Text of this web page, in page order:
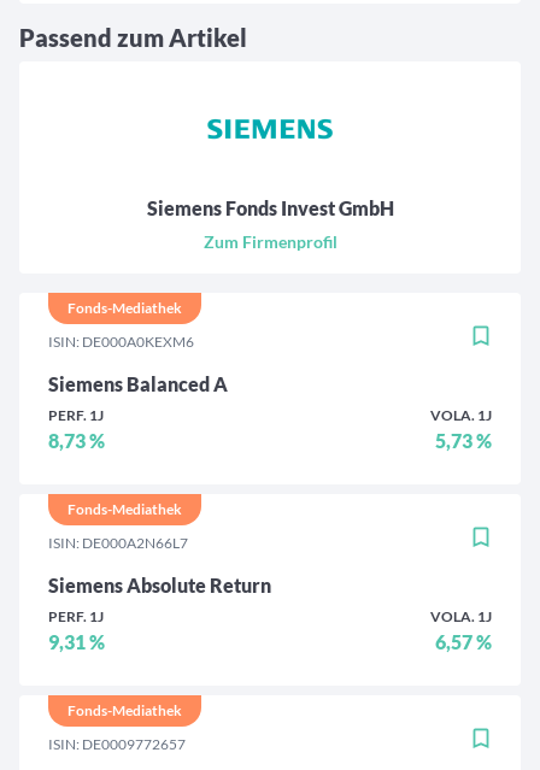
Passend zum Artikel
Siemens Fonds Invest GmbH
Zum Firmenprofil
ISIN: DE000A0KEXM6
Siemens Balanced A
PERF. 1J
8,73 %
VOLA. 1J
5,73 %
Fonds-Mediathek
ISIN: DE000A2N66L7
Siemens Absolute Return
PERF. 1J
9,31 %
VOLA. 1J
6,57 %
Fonds-Mediathek
ISIN: DE0009772657
Fonds-Mediathek